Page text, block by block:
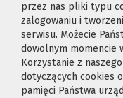
przez nas pliki typu
zalogowaniu i
serwisu. Możecie
dowolnym momencie
Korzystanie z
dotyczących cookies
pamięci Państwa